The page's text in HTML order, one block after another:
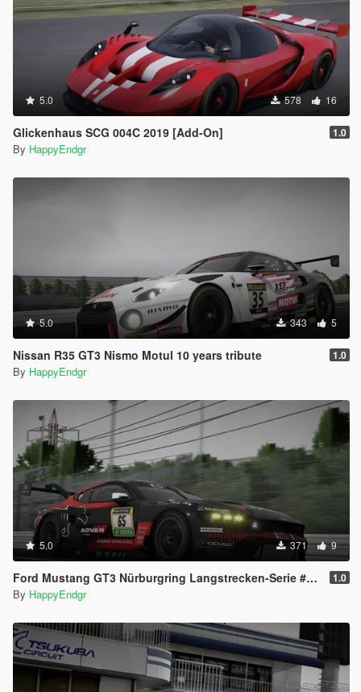
5.0 578 16
Glickenhaus SCG 004C 2019 [Add-On] 1.0
By HappyEndgr
5.0 343 5
Nissan R35 GT3 Nismo Motul 10 years tribute 1.0
By HappyEndgr
5.0 371 9
Ford Mustang GT3 Nürburgring Langstrecken-Serie #2 2026 1.0
By HappyEndgr